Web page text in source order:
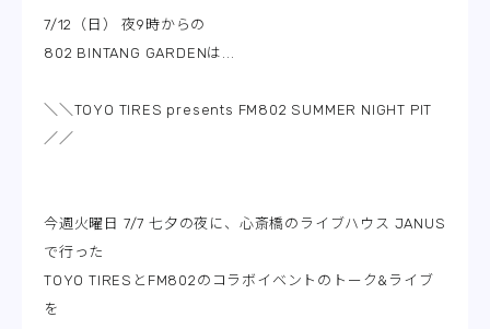
7/12（日） 夜9時からの
802 BINTANG GARDENは...
＼＼TOYO TIRES presents FM802 SUMMER NIGHT PIT
／／
今週火曜日 7/7 七夕の夜に、心斎橋のライブハウス JANUS
で行った
TOYO TIRESとFM802のコラボイベントのトーク&ライブ
を